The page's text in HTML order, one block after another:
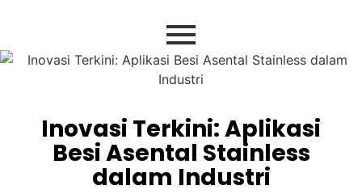
Inovasi Terkini: Aplikasi
Besi Asental Stainless
dalam Industri